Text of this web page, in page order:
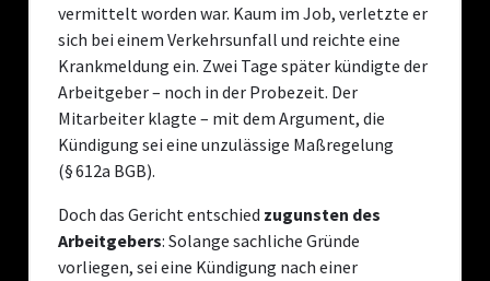
vermittelt worden war. Kaum im Job, verletzte er
sich bei einem Verkehrsunfall und reichte eine
Krankmeldung ein. Zwei Tage später kündigte der
Arbeitgeber – noch in der Probezeit. Der
Mitarbeiter klagte – mit dem Argument, die
Kündigung sei eine unzulässige Maßregelung
(§ 612a BGB).
Doch das Gericht entschied zugunsten des
Arbeitgebers: Solange sachliche Gründe
vorliegen, sei eine Kündigung nach einer